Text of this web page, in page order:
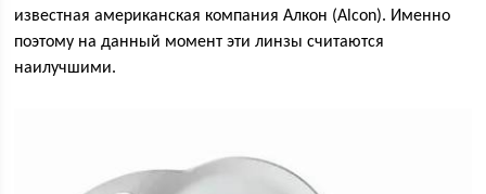
известная американская компания Алкон (Alcon). Именно
поэтому на данный момент эти линзы считаются
наилучшими.